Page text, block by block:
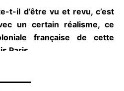
français ….
t-il d’être vu et revu, c’est
un certain réalisme,